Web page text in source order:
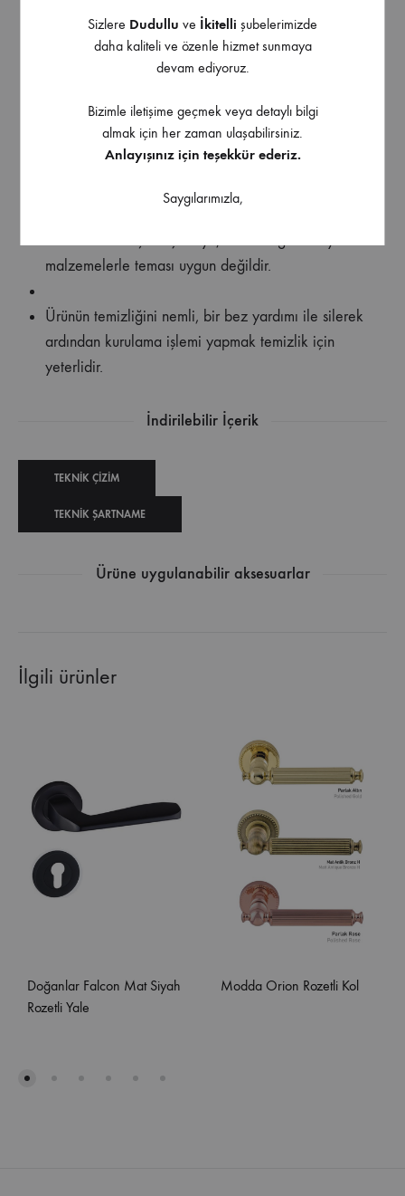
Paslanmaya ve kırılmaya karşı dayanıklı olması
sebebiyle uzun yıllar kullanabilirsiniz.
Yazlıklarda da kullanılması uygundur.
Kimyasal maddeler kullanarak temizlenmemesi
malzemelerle teması uygun değildir.
Ürünün temizliğini nemli, bir bez yardımı ile silerek
ardından kurulama işlemi yapmak temizlik için
yeterlidir.
İndirilebilir İçerik
TEKNIK ÇIZIM
TEKNIK ŞARTNAME
Ürüne uygulanabilir aksesuarlar
İlgili ürünler
Doğanlar Falcon Mat Siyah
Rozetli Yale
Modda Orion Rozetli Kol
Sizlere Dudullu ve İkitelli şubelerimizde
daha kaliteli ve özenle hizmet sunmaya
devam ediyoruz.
Bizimle iletişime geçmek veya detaylı bilgi
almak için her zaman ulaşabilirsiniz.
Anlayışınız için teşekkür ederiz.
Saygılarımızla,